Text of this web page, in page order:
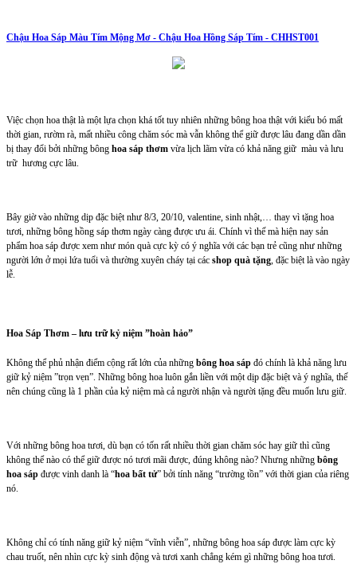
Chậu Hoa Sáp Màu Tím Mộng Mơ - Chậu Hoa Hồng Sáp Tím - CHHST001
Việc chọn hoa thật là một lựa chọn khá tốt tuy nhiên những bông hoa thật với kiểu bó mất
thời gian, rườm rà, mất nhiều công chăm sóc mà vẫn không thể giữ được lâu đang dần dần
bị thay đổi bởi những bông hoa sáp thơm vừa lịch lãm vừa có khả năng giữ màu và lưu
trữ hương cực lâu.
Bây giờ vào những dịp đặc biệt như 8/3, 20/10, valentine, sinh nhật,… thay vì tặng hoa
tươi, những bông hồng sáp thơm ngày càng được ưu ái. Chính vì thế mà hiện nay sản
phẩm hoa sáp được xem như món quà cực kỳ có ý nghĩa với các bạn trẻ cũng như những
người lớn ở mọi lứa tuổi và thường xuyên cháy tại các shop quà tặng, đặc biệt là vào ngày
lễ.
Hoa Sáp Thơm – lưu trữ kỷ niệm ”hoàn hảo”
Không thể phủ nhận điểm cộng rất lớn của những bông hoa sáp đó chính là khả năng lưu
giữ kỷ niệm ”trọn vẹn”. Những bông hoa luôn gắn liền với một dịp đặc biệt và ý nghĩa, thế
nên chúng cũng là 1 phần của kỷ niệm mà cả người nhận và người tặng đều muốn lưu giữ.
Với những bông hoa tươi, dù bạn có tốn rất nhiều thời gian chăm sóc hay giữ thì cũng
không thể nào có thể giữ được nó tươi mãi được, đúng không nào? Nhưng những bông
hoa sáp được vinh danh là “hoa bất tử” bởi tính năng “trường tồn” với thời gian của riêng
nó.
Không chỉ có tính năng giữ kỷ niệm “vĩnh viễn”, những bông hoa sáp được làm cực kỳ
chau truốt, nên nhìn cực kỳ sinh động và tươi xanh chẳng kém gì những bông hoa tươi.